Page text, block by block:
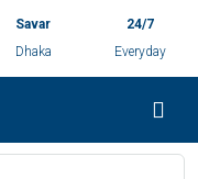
Savar
Dhaka
24/7
Everyday